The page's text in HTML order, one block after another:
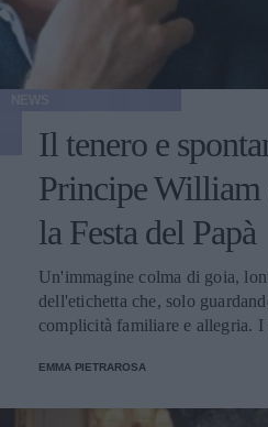
Il tenero e
Principe
la Festa del Papà
Un'immagine colma di goia,
dell'etichetta che, solo
complicità familiare e allegria. I
dell’atmosfera spesso austera
EMMA PIETRAROSA